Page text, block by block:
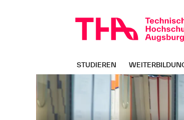
überspringen
STUDIEREN